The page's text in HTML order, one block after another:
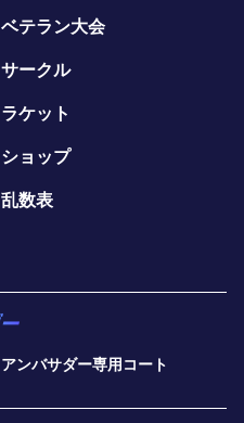
ベテラン大会
サークル
ラケット
ショップ
乱数表
アンバサダー専用コート